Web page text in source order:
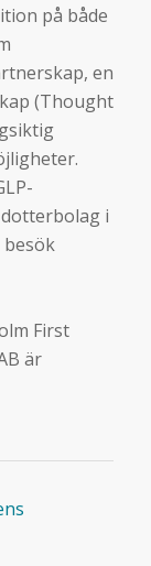
på både
en
(Thought
i
besök
First
är